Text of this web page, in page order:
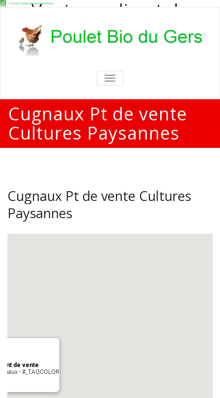
Vente en direct de
poulets bio
Vente en direct de poulets bio aux
particuliers et professionnels
TOGGLE
NAVIGATION
Cugnaux Pt de vente
Cultures Paysannes
Cugnaux Pt de vente Cultures
Paysannes
de vente
- #_TAGCOLOR